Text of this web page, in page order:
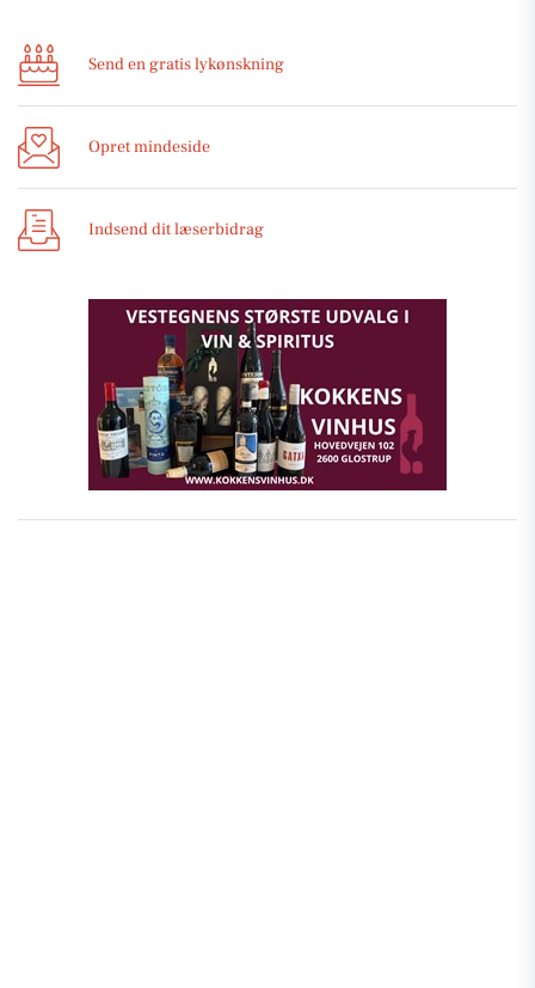
Send en gratis lykønskning
Opret mindeside
Indsend dit læserbidrag